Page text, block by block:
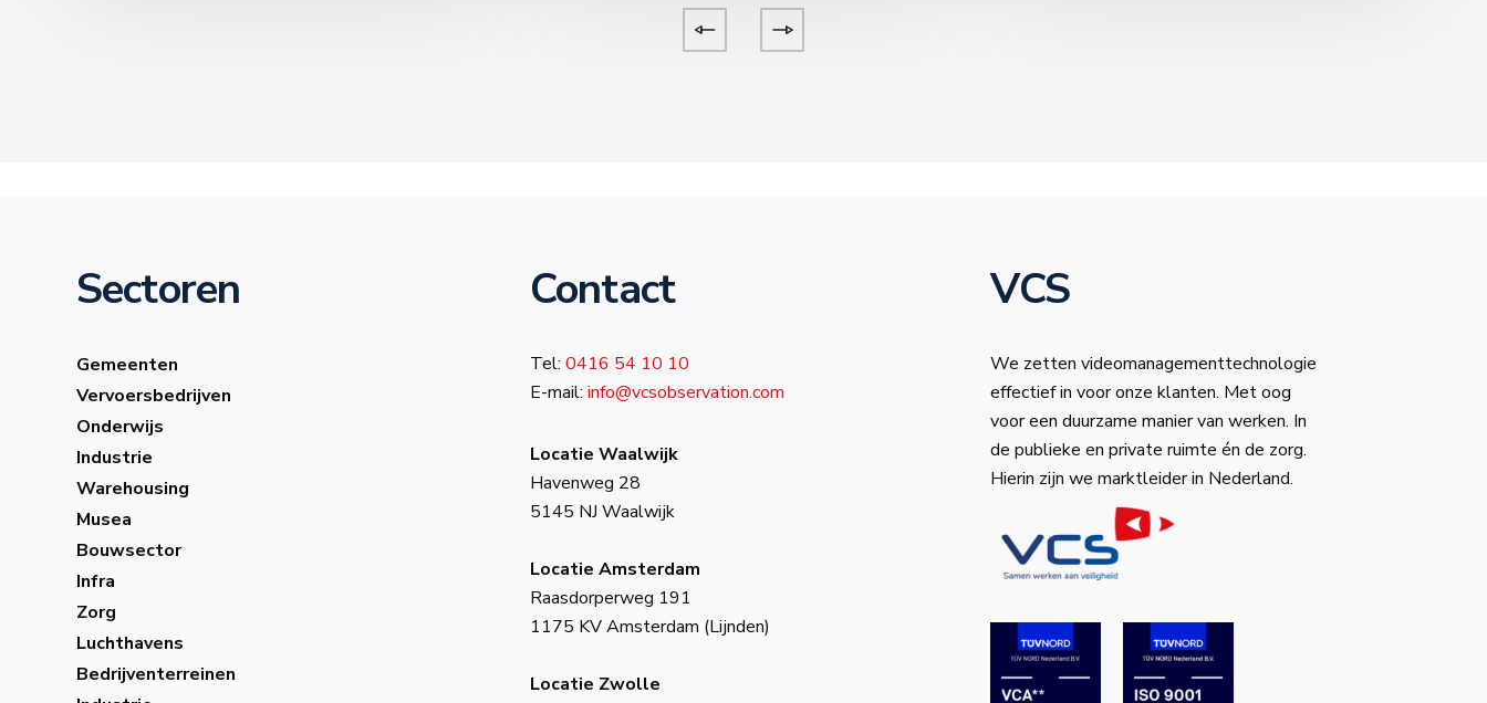
Sectoren
Gemeenten
Vervoersbedrijven
Onderwijs
Industrie
Warehousing
Musea
Bouwsector
Infra
Zorg
Luchthavens
Bedrijventerreinen
Contact
Tel: 0416 54 10 10
E-mail: info@vcsobservation.com
Locatie Waalwijk
Havenweg 28
5145 NJ Waalwijk
Locatie Amsterdam
Raasdorperweg 191
1175 KV Amsterdam (Lijnden)
Locatie Zwolle
VCS
We zetten videomanagementtechnologie
effectief in voor onze klanten. Met oog
voor een duurzame manier van werken. In
de publieke en private ruimte én de zorg.
Hierin zijn we marktleider in Nederland.